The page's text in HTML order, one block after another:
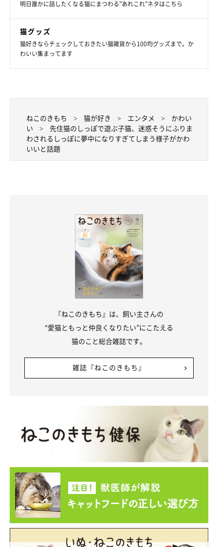
大きくなったしらすくん まん丸でかわいい
愛猫たちが仲よくしている“奇跡の瞬間”に幸
せを感じる
明日誰かに話したくなる猫にまつわる”あれこれ”ネタはこちら
猫グッズ
猫好きならチェックしておきたい猫雑貨から100均グッズまで。か
わいい集まってます
ねこのきもち 猫が好き エンタメ
かわい
い
先住猫のしっぽで遊ぶ子猫、迷惑そうにふりま
わされるしっぽに夢中になりすぎてしまう様子がかわ
いいと話題
『ねこのきもち』は、飼い主さんの
“愛猫ともっと仲良くなりたい”にこたえる
猫のこと総合雑誌です。
雑誌『ねこのきもち』